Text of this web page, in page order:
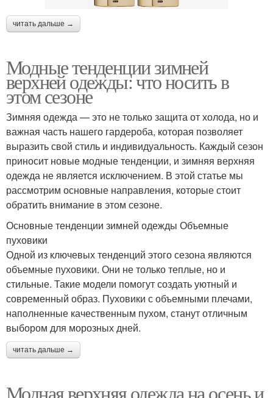
читать дальше →
Модные тенденции зимней
верхней одежды: что носить в
этом сезоне
Зимняя одежда — это не только защита от холода, но и
важная часть нашего гардероба, которая позволяет
выразить свой стиль и индивидуальность. Каждый сезон
приносит новые модные тенденции, и зимняя верхняя
одежда не является исключением. В этой статье мы
рассмотрим основные направления, которые стоит
обратить внимание в этом сезоне.
Основные тенденции зимней одежды Объемные
пуховики
Одной из ключевых тенденций этого сезона являются
объемные пуховики. Они не только теплые, но и
стильные. Такие модели помогут создать уютный и
современный образ. Пуховики с объемными плечами,
наполненные качественным пухом, станут отличным
выбором для морозных дней.
читать дальше →